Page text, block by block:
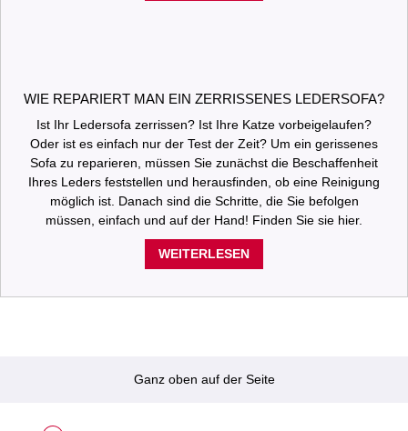
WIE REPARIERT MAN EIN ZERRISSENES LEDERSOFA?
Ist Ihr Ledersofa zerrissen? Ist Ihre Katze vorbeigelaufen?
Oder ist es einfach nur der Test der Zeit? Um ein gerissenes
Sofa zu reparieren, müssen Sie zunächst die Beschaffenheit
Ihres Leders feststellen und herausfinden, ob eine Reinigung
möglich ist. Danach sind die Schritte, die Sie befolgen
müssen, einfach und auf der Hand! Finden Sie sie hier.
WEITERLESEN
Ganz oben auf der Seite